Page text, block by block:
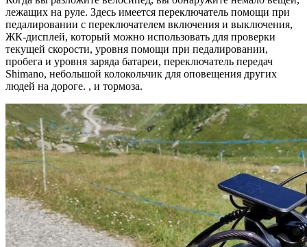
лежащих на руле. Здесь имеется переключатель помощи при
педалировании с переключателем включения и выключения,
ЖК-дисплей, который можно использовать для проверки
текущей скорости, уровня помощи при педалировании,
пробега и уровня заряда батареи, переключатель передач
Shimano, небольшой колокольчик для оповещения других
людей на дороге. , и тормоза.